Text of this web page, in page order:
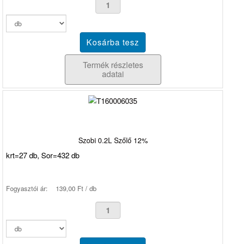
Termék részletes
adatai
Szobi 0.2L Szőlő 12%
krt=27 db, Sor=432 db
Fogyasztói ár: 139,00 Ft / db